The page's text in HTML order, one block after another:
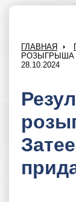
ГЛАВНАЯ
РОЗЫГРЫША
28.10.2024